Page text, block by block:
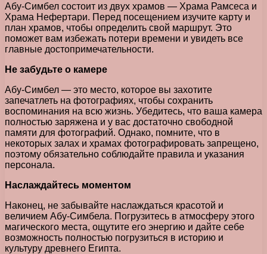
Абу-Симбел состоит из двух храмов — Храма Рамсеса и
Храма Нефертари. Перед посещением изучите карту и
план храмов, чтобы определить свой маршрут. Это
поможет вам избежать потери времени и увидеть все
главные достопримечательности.
Не забудьте о камере
Абу-Симбел — это место, которое вы захотите
запечатлеть на фотографиях, чтобы сохранить
воспоминания на всю жизнь. Убедитесь, что ваша камера
полностью заряжена и у вас достаточно свободной
памяти для фотографий. Однако, помните, что в
некоторых залах и храмах фотографировать запрещено,
поэтому обязательно соблюдайте правила и указания
персонала.
Наслаждайтесь моментом
Наконец, не забывайте наслаждаться красотой и
величием Абу-Симбела. Погрузитесь в атмосферу этого
магического места, ощутите его энергию и дайте себе
возможность полностью погрузиться в историю и
культуру древнего Египта.